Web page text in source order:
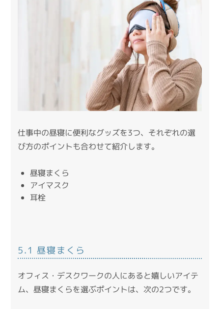
仕事中の昼寝に便利なグッズを3つ、それぞれの選
び方のポイントも合わせて紹介します。
昼寝まくら
アイマスク
耳栓
5.1 昼寝まくら
オフィス・デスクワークの人にあると嬉しいアイテ
ム、昼寝まくらを選ぶポイントは、次の2つです。